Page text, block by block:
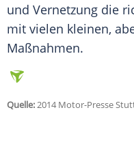
und Vernetzung die
mit vielen kleinen,
Maßnahmen.
Quelle:2014 Motor-Presse